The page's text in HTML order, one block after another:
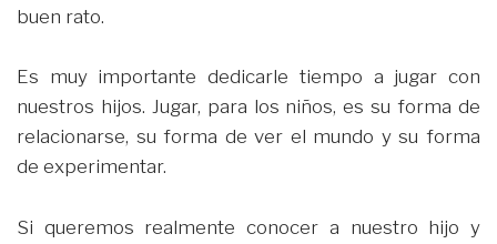
buen rato.
Es muy importante dedicarle tiempo a jugar con
nuestros hijos. Jugar, para los niños, es su forma de
relacionarse, su forma de ver el mundo y su forma
de experimentar.
Si queremos realmente conocer a nuestro hijo y